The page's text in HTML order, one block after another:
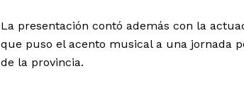
La presentación contó además con la
que puso el acento musical a una jornada
de la provincia.